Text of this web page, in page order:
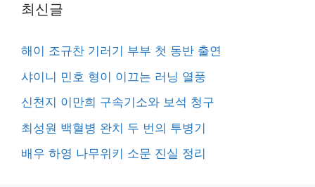
최신글
해이 조규찬 기러기 부부 첫 동반 출연
샤이니 민호 형이 이끄는 러닝 열풍
신천지 이만희 구속기소와 보석 청구
최성원 백혈병 완치 두 번의 투병기
배우 하영 나무위키 소문 진실 정리